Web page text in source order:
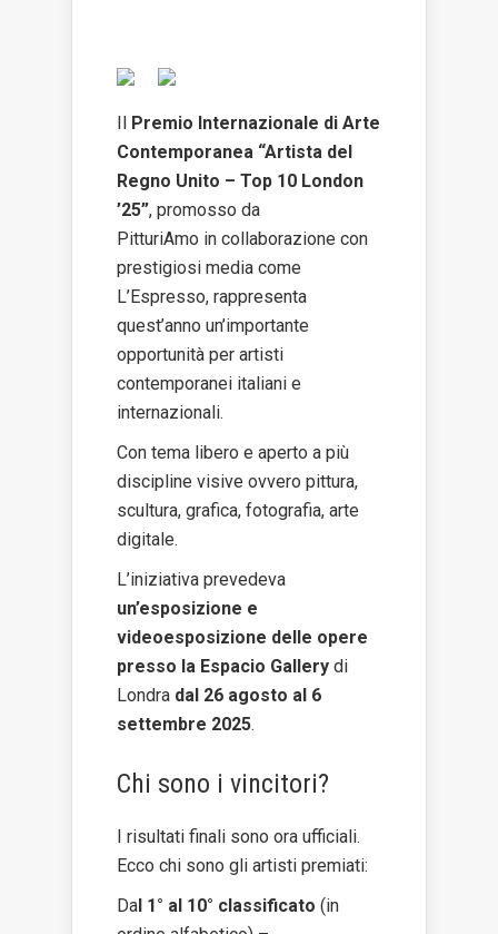
Premio Internazionale di Arte
Contemporanea “Artista del
Regno Unito – Top 10 London
’25”, promosso da
PitturiAmo in collaborazione con
prestigiosi media come
L’Espresso, rappresenta
quest’anno un’importante
opportunità per artisti
contemporanei italiani e
internazionali.
Con tema libero e aperto a più
discipline visive ovvero pittura,
scultura, grafica, fotografia, arte
digitale.
L’iniziativa prevedeva
un’esposizione e
videoesposizione delle opere
presso la Espacio Gallery di
Londra dal 26 agosto al 6
settembre 2025.
Chi sono i vincitori?
I risultati finali sono ora ufficiali.
Ecco chi sono gli artisti premiati:
Da l 1° al 10° classificato (in